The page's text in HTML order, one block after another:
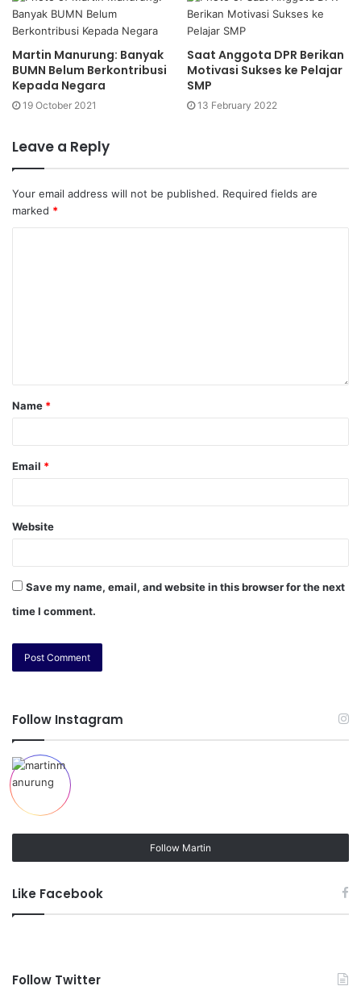
Martin Manurung: Banyak
BUMN Belum Berkontribusi
Kepada Negara
19 October 2021
Saat Anggota DPR Berikan
Motivasi Sukses ke Pelajar
SMP
13 February 2022
Leave a Reply
Your email address will not be published. Required fields are
marked *
Name *
Email *
Website
Save my name, email, and website in this browser for the next
time I comment.
Follow Instagram
Follow Martin
Like Facebook
Follow Twitter